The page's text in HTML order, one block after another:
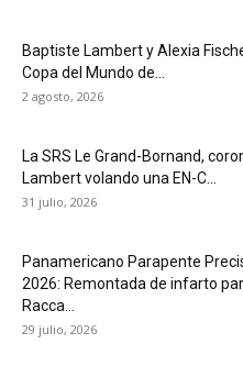
Baptiste Lambert y Alexia
Copa del Mundo de...
2 agosto, 2026
La SRS Le Grand-Bornand,
Lambert volando una EN-C...
31 julio, 2026
Panamericano Parapente
2026: Remontada de infarto
Racca...
29 julio, 2026